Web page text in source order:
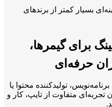
بسیار کمتر از برندهای
برای گیمرها،
حرفه‌ای
تولیدکننده محتوا یا
تجربه‌ای متفاوت از تایپ، کار و